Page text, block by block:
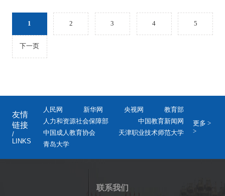
1 2 3 4 5
下一页
友情
链接
/
LINKS
人民网 新华网 央视网
教育部
人力和资源社会保障部
中国教育新闻网
中国成人教育协会
天津职业技术师范大学
青岛大学
更多 >
>
联系我们